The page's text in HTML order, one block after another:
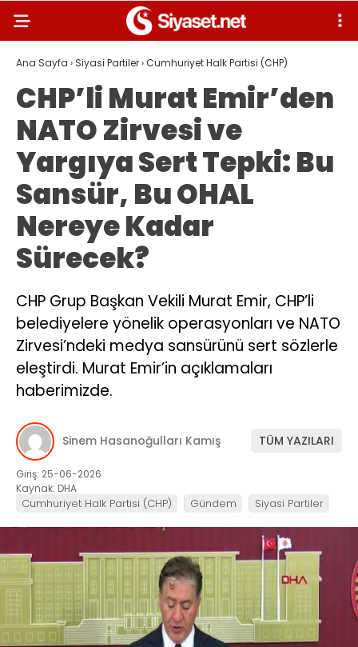
Ana Sayfa › Siyasi Partiler›Cumhuriyet Halk Partisi (CHP)
CHP’li Murat Emir’den
NATO Zirvesi ve
Yargıya Sert Tepki: Bu
Sansür, Bu OHAL
Nereye Kadar
Sürecek?
CHP Grup Başkan Vekili Murat Emir, CHP’li
belediyelere yönelik operasyonları ve NATO
Zirvesi’ndeki medya sansürünü sert sözlerle
eleştirdi. Murat Emir’in açıklamaları
haberimizde.
Sinem Hasanoğulları Kamış TÜM YAZILARI
Giriş: 25-06-2026
Kaynak: DHA
Cumhuriyet Halk Partisi (CHP) Gündem Siyasi Partiler